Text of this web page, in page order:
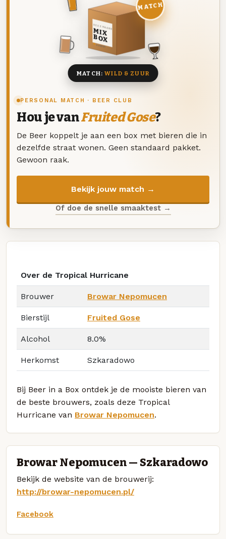
PERSONAL MATCH · BEER CLUB
Hou je vanFruited Gose?
De Beer koppelt je aan een box met bieren die in
dezelfde straat wonen. Geen standaard pakket.
Gewoon raak.
Bekijk jouw match →
Of doe de snelle smaaktest →
DEZE MAAND
MIX
BOX
8 BIEREN
MATCH
MATCH:WILD & ZUUR
Over de Tropical Hurricane
Brouwer Browar Nepomucen
Bierstijl Fruited Gose
Alcohol 8.0%
Herkomst Szkaradowo
Bij Beer in a Box ontdek je de mooiste bieren van
de beste brouwers, zoals deze Tropical
Hurricane van Browar Nepomucen.
Browar Nepomucen — Szkaradowo
Bekijk de website van de brouwerij:
http://browar-nepomucen.pl/
Facebook